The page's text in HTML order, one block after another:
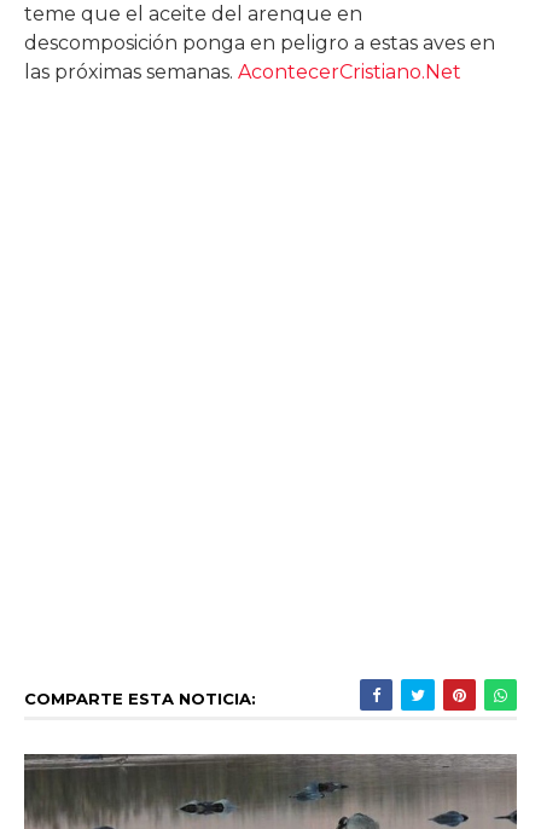
teme que el aceite del arenque en
descomposición ponga en peligro a estas aves en
las próximas semanas. AcontecerCristiano.Net
COMPARTE ESTA NOTICIA: